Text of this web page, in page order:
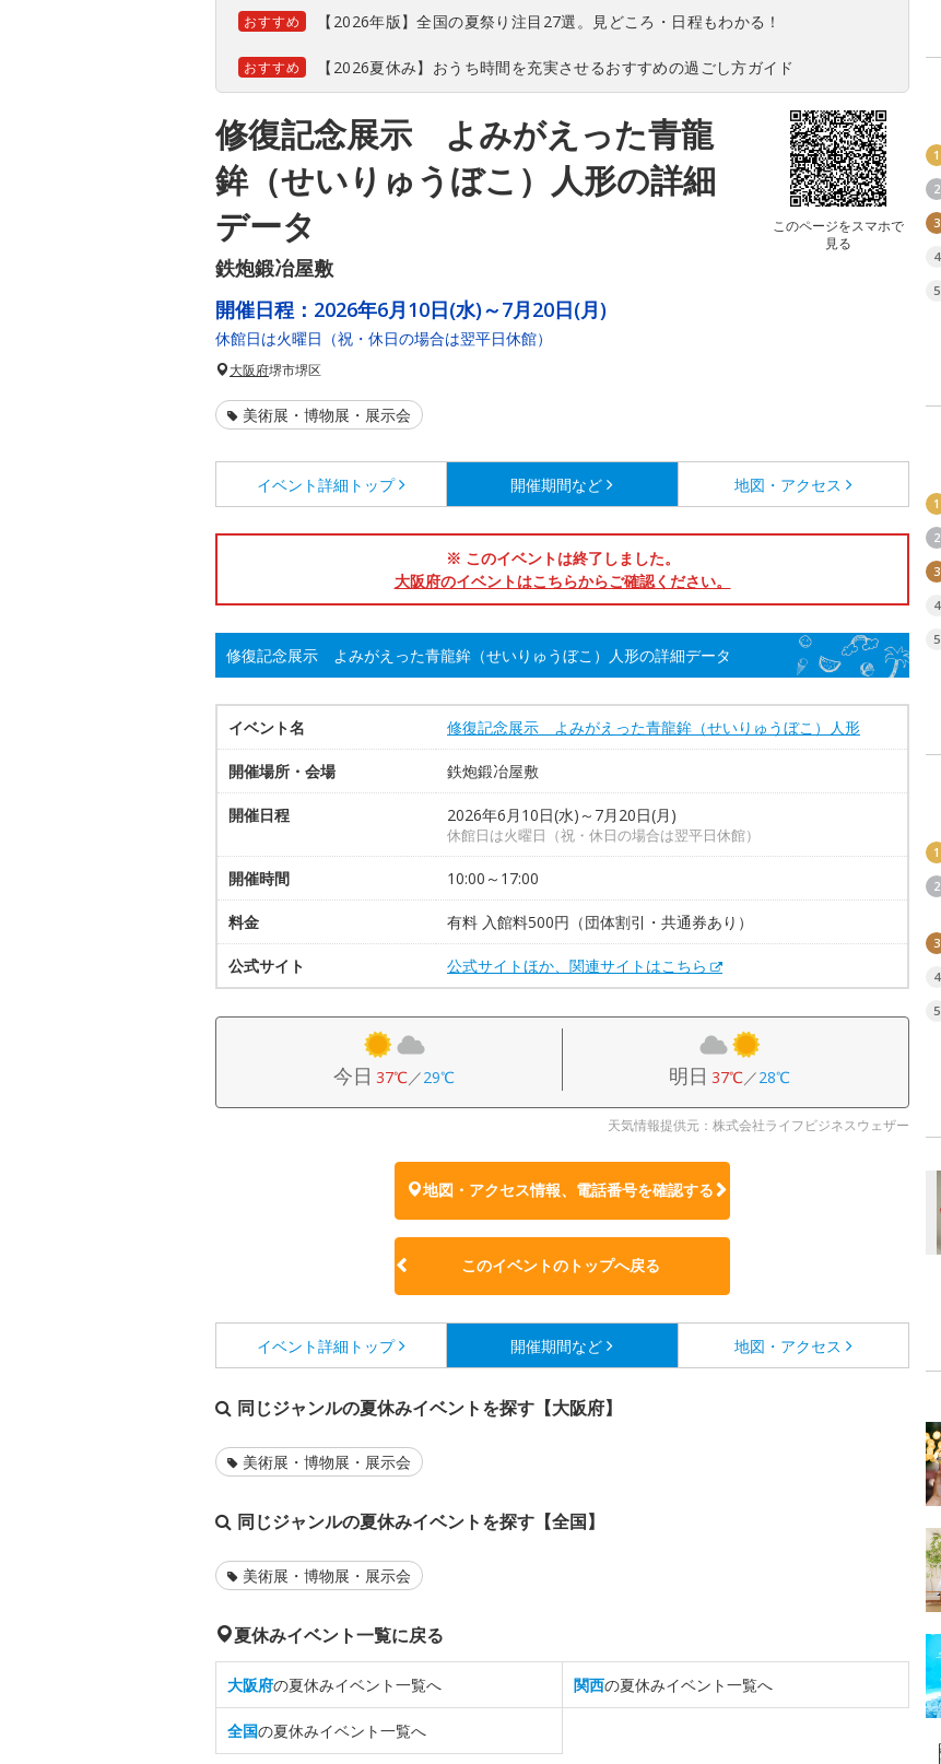
おすすめ 【2026年版】全国の夏祭り注目27選。見どころ・日程もわかる！
おすすめ 【2026夏休み】おうち時間を充実させるおすすめの過ごし方ガイド
修復記念展示 よみがえった青龍
鉾（せいりゅうぼこ）人形の詳細
データ
鉄炮鍛冶屋敷
このページをスマホで
見る
開催日程： 2026年6月10日(水)～7月20日(月)
休館日は火曜日（祝・休日の場合は翌平日休館）
大阪府堺市堺区
美術展・博物展・展示会
イベント詳細 トップ 開催期間など 地図・アクセス
※ このイベントは終了しました。
大阪府のイベントはこちらからご確認ください。
修復記念展示 よみがえった青龍鉾（せいりゅうぼこ）人形の詳細データ
イベント名 修復記念展示 よみがえった青龍鉾（せいりゅうぼこ）人形
開催場所・会場 鉄炮鍛冶屋敷
開催日程 2026年6月10日(水)～7月20日(月)
休館日は火曜日（祝・休日の場合は翌平日休館）
開催時間 10:00～17:00
料金 有料 入館料500円（団体割引・共通券あり）
公式サイト 公式サイトほか、関連サイトはこちら
今日 37℃／29℃ 明日 37℃／28℃
天気情報提供元：株式会社ライフビジネスウェザー
地図・アクセス情報、電話番号を確認する
このイベントのトップへ戻る
イベント詳細 トップ 開催期間など 地図・アクセス
同じジャンルの夏休みイベントを探す【大阪府】
美術展・博物展・展示会
同じジャンルの夏休みイベントを探す【全国】
美術展・博物展・展示会
夏休みイベント一覧に戻る
大阪府の夏休みイベント一覧へ 関西の夏休みイベント一覧へ
全国の夏休みイベント一覧へ
1
2
3
4
5
1
2
3
4
5
1
2
3
4
5